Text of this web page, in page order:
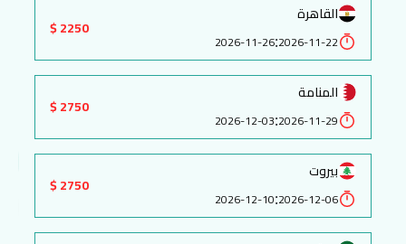
القاهرة
2026-11-22
:
2026-11-26
2250 $
المنامة
2026-11-29
:
2026-12-03
2750 $
بيروت
2026-12-06
:
2026-12-10
2750 $